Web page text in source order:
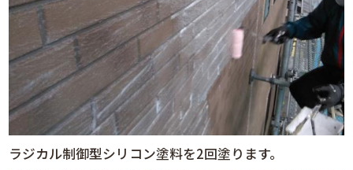
ラジカル制御型シリコン塗料を2回塗ります。